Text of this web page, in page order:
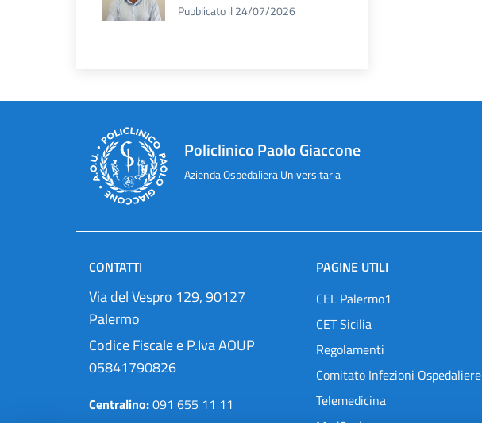
Pubblicato il 24/07/2026
Policlinico Paolo Giaccone
Azienda Ospedaliera Universitaria
CONTATTI
Via del Vespro 129, 90127
Palermo
Codice Fiscale e P.Iva AOUP
05841790826
Centralino:091 655 11 11
Pec:protocollo@cert.policlinico.pa.it
PAGINE UTILI
CEL Palermo1
CET Sicilia
Regolamenti
Comitato Infezioni Ospedaliere
Telemedicina
MedOral